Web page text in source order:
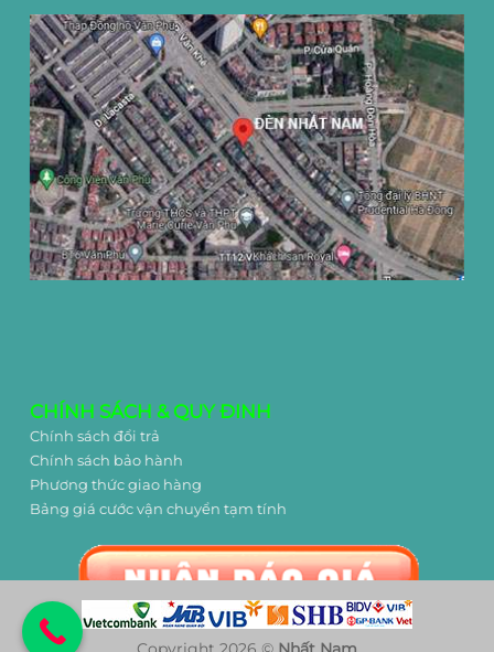
CHÍNH SÁCH & QUY ĐINH
Chính sách đổi trả
Chính sách bảo hành
Phương thức giao hàng
Bảng giá cước vận chuyển tạm tính